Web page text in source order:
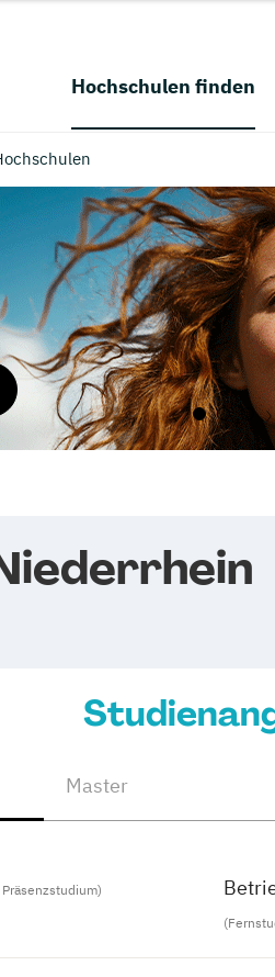
Hochschulen finden
Master